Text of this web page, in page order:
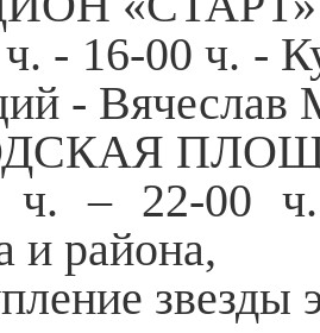
- 16-00 ч. -
- Вячеслав
ч. – 22-00 ч.
и района,
звезды